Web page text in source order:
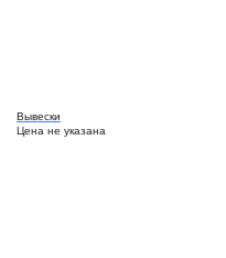
Вывески
Цена не указана